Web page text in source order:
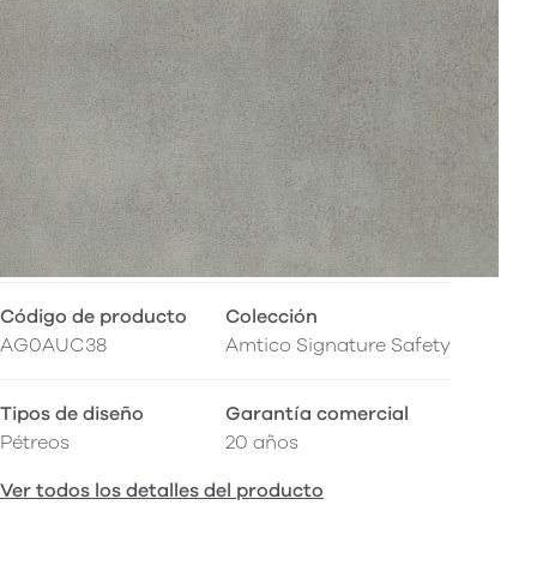
Código de producto
AG0AUC38
Colección
Amtico Signature Safety
Tipos de diseño
Pétreos
Garantía comercial
20 años
Ver todos los detalles del producto